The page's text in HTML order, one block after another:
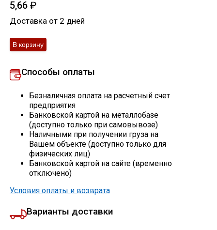
Круг
Винтовые сваи
Столбы заборные
Сетка кладочная
Круги абразивные
5,66 ₽
Доставка от 2 дней
Способы оплаты
Безналичная оплата на расчетный счет
предприятия
Банковской картой на металлобазе
(доступно только при самовывозе)
Наличными при получении груза на
Вашем объекте (доступно только для
физических лиц)
Банковской картой на сайте (временно
отключено)
Условия оплаты и возврата
Варианты доставки